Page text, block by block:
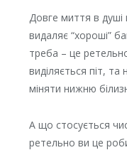
Довге миття в
видаляє “хороші”
треба – це
виділяється піт, та
міняти нижню
А що стосується
ретельно ви це